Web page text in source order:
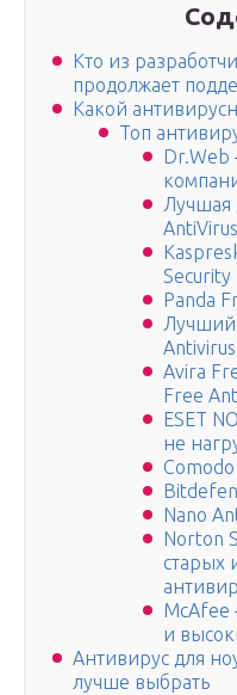
Кто из
продолжает
Какой
Топ
Dr.Web
Лучшая
Security
Panda
Лучший
Antivirus
Avira
Free
ESET
не
Nano
Norton
старых
и
Антивирус для
лучше выбрать